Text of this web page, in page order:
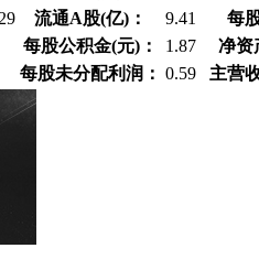
流通A股(亿)： 9.41
每
每股公积金(元)： 1.87
净资
每股未分配利润： 0.59 主营